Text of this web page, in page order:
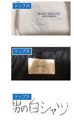
トップス
トップス
トップス